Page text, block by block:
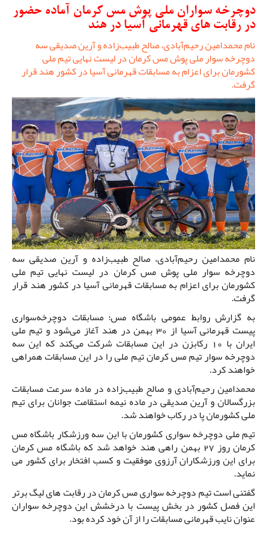
دوچرخه سواران ملی پوش مس کرمان آماده حضور
در رقابت های قهرمانی آسیا در هند
نام محمدامین رحیم‌آبادی، صالح طبیب‌زاده و آرین صدیقی سه
دوچرخه سوار ملی پوش مس کرمان در لیست نهایی تیم ملی
کشورمان برای اعزام به مسابقات قهرمانی آسیا در کشور هند قرار
گرفت.
نام محمدامین رحیم‌آبادی، صالح طبیب‌زاده و آرین صدیقی سه
دوچرخه سوار ملی پوش مس کرمان در لیست نهایی تیم ملی
کشورمان برای اعزام به مسابقات قهرمانی آسیا در کشور هند قرار
گرفت.
به گزارش روابط عمومی باشگاه مس؛ مسابقات دوچرخه‌سواری
پیست قهرمانی آسیا از 30 بهمن در هند آغاز می‌شود و تیم ملی
ایران با 10 رکابزن در این مسابقات شرکت می‌کند که این سه
دوچرخه سوار تیم مس کرمان تیم ملی را در این مسابقات همراهی
خواهند کرد.
محمدامین رحیم‌آبادی و صالح طبیب‌زاده در ماده سرعت مسابقات
بزرگسالان و آرین صدیقی در ماده نیمه استقامت جوانان برای تیم
ملی کشورمان پا در رکاب خواهند شد.
تیم ملی دوچرخه سواری کشورمان با این سه ورزشکار باشگاه مس
کرمان روز 27 بهمن راهی هند خواهد شد که باشگاه مس کرمان
برای این ورزشکاران آرزوی موفقیت و کسب افتخار برای کشور می
نماید.
گفتنی است تیم دوچرخه سواری مس کرمان در رقابت های لیگ برتر
این فصل کشور در بخش پیست با درخشش این دوچرخه سواران
عنوان نایب قهرمانی مسابقات را از آن خود کرده بود.